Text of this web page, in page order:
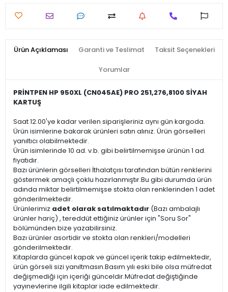
Ürün Açıklaması Garanti ve Teslimat Taksit Seçenekleri
Yorumlar
PRİNTPEN HP 950XL (CN045AE) PRO 251,276,8100 SİYAH
KARTUŞ
Saat 12.00'ye kadar verilen siparişleriniz aynı gün kargoda.
Ürün isimlerine bakarak ürünleri satın alınız. Ürün görselleri
yanıltıcı olabilmektedir.
Ürün isimlerinde 10 ad. v.b. gibi belirtilmemişse ürünün 1 ad.
fiyatıdır.
Bazı ürünlerin görselleri İthalatçısı tarafından bütün renklerini
göstermek amaçlı çoklu hazırlanmıştır.Bu gibi durumda ürün
adında miktar belirtilmemişse stokta olan renklerinden 1 adet
gönderilmektedir.
Ürünlerimiz adet olarak satılmaktadır (Bazı ambalajlı
ürünler hariç) , tereddüt ettiğiniz ürünler için "Soru Sor"
bölümünden bize yazabilirsiniz.
Bazı ürünler asortidir ve stokta olan renkleri/modelleri
gönderilmektedir.
Kitaplarda güncel kapak ve güncel içerik takip edilmektedir,
ürün görseli sizi yanıltmasın.Basım yılı eski bile olsa müfredat
değişmediği için içeriği günceldir.Müfredat değiştiğinde
yayınevlerine ilgili kitaplar iade edilmektedir.